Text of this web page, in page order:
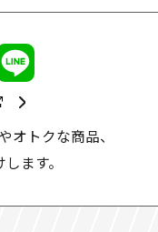
オトクな商品、
ます。